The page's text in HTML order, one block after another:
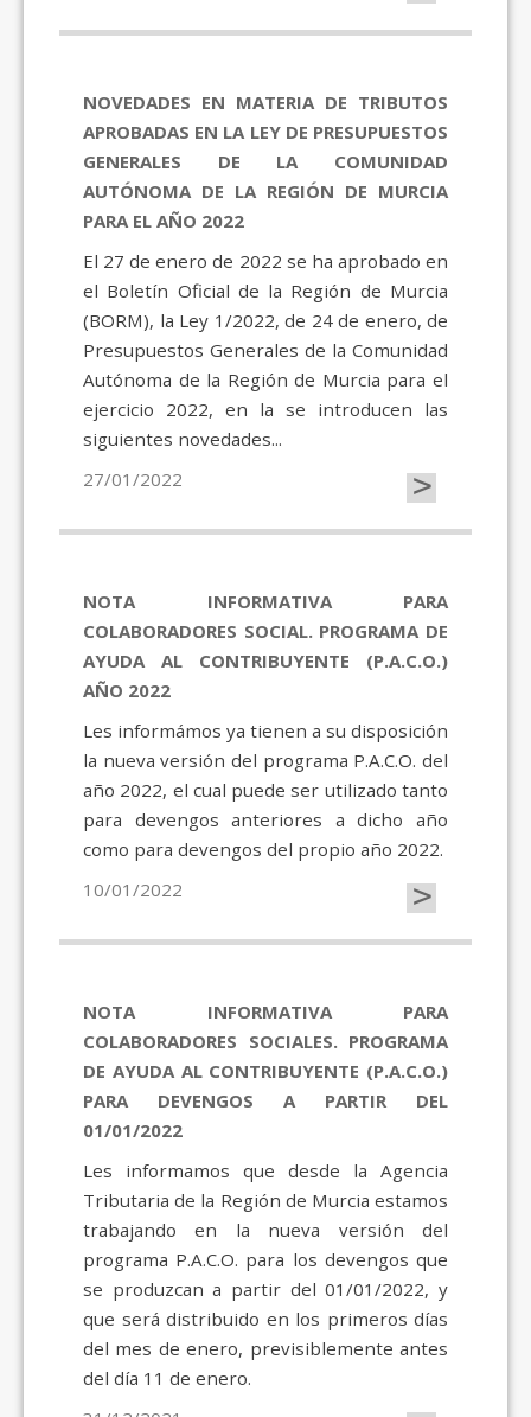
NOVEDADES EN MATERIA DE TRIBUTOS
APROBADAS EN LA LEY DE PRESUPUESTOS
GENERALES DE LA COMUNIDAD
AUTÓNOMA DE LA REGIÓN DE MURCIA
PARA EL AÑO 2022
El 27 de enero de 2022 se ha aprobado en
el Boletín Oficial de la Región de Murcia
(BORM), la Ley 1/2022, de 24 de enero, de
Presupuestos Generales de la Comunidad
Autónoma de la Región de Murcia para el
ejercicio 2022, en la se introducen las
siguientes novedades...
27/01/2022
>
NOTA INFORMATIVA PARA
COLABORADORES SOCIAL. PROGRAMA DE
AYUDA AL CONTRIBUYENTE (P.A.C.O.)
AÑO 2022
Les informámos ya tienen a su disposición
la nueva versión del programa P.A.C.O. del
año 2022, el cual puede ser utilizado tanto
para devengos anteriores a dicho año
como para devengos del propio año 2022.
10/01/2022
>
NOTA INFORMATIVA PARA
COLABORADORES SOCIALES. PROGRAMA
DE AYUDA AL CONTRIBUYENTE (P.A.C.O.)
PARA DEVENGOS A PARTIR DEL
01/01/2022
Les informamos que desde la Agencia
Tributaria de la Región de Murcia estamos
trabajando en la nueva versión del
programa P.A.C.O. para los devengos que
se produzcan a partir del 01/01/2022, y
que será distribuido en los primeros días
del mes de enero, previsiblemente antes
del día 11 de enero.